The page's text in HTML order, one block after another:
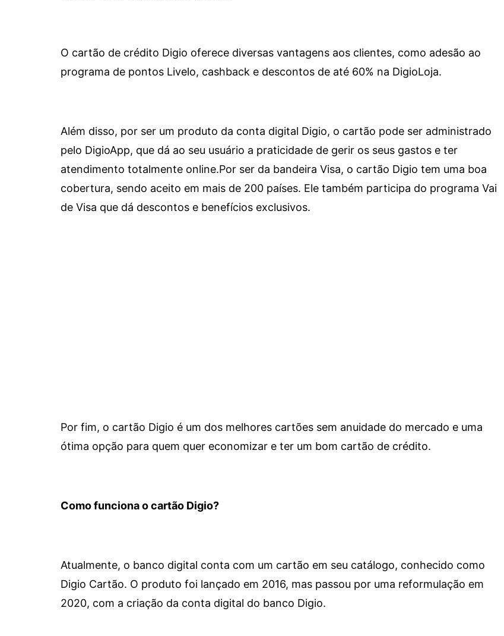
O cartão de crédito Digio oferece diversas vantagens aos clientes, como adesão ao
programa de pontos Livelo, cashback e descontos de até 60% na DigioLoja.
Além disso, por ser um produto da conta digital Digio, o cartão pode ser administrado
pelo DigioApp, que dá ao seu usuário a praticidade de gerir os seus gastos e ter
atendimento totalmente online.Por ser da bandeira Visa, o cartão Digio tem uma boa
cobertura, sendo aceito em mais de 200 países. Ele também participa do programa Vai
de Visa que dá descontos e benefícios exclusivos.
Por fim, o cartão Digio é um dos melhores cartões sem anuidade do mercado e uma
ótima opção para quem quer economizar e ter um bom cartão de crédito.
Como funciona o cartão Digio?
Atualmente, o banco digital conta com um cartão em seu catálogo, conhecido como
Digio Cartão. O produto foi lançado em 2016, mas passou por uma reformulação em
2020, com a criação da conta digital do banco Digio.